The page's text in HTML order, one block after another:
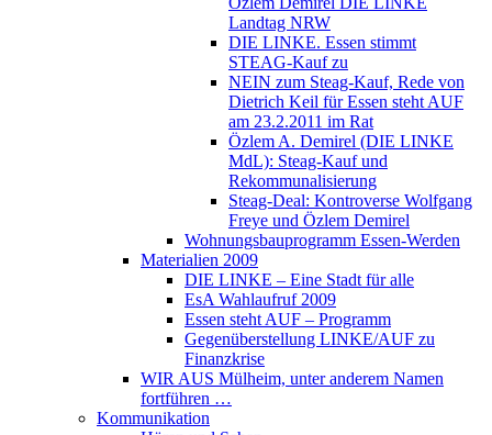
Landtag NRW
DIE LINKE. Essen stimmt
STEAG-Kauf zu
NEIN zum Steag-Kauf, Rede von
Dietrich Keil für Essen steht AUF
am 23.2.2011 im Rat
Özlem A. Demirel (DIE LINKE
MdL): Steag-Kauf und
Rekommunalisierung
Steag-Deal: Kontroverse Wolfgang
Freye und Özlem Demirel
Wohnungsbauprogramm Essen-Werden
Materialien 2009
DIE LINKE – Eine Stadt für alle
EsA Wahlaufruf 2009
Essen steht AUF – Programm
Gegenüberstellung LINKE/AUF zu
Finanzkrise
WIR AUS Mülheim, unter anderem Namen
fortführen …
Kommunikation